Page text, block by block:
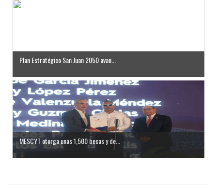
Plan Estratégico San Juan 2050 avan...
MESCYT otorga unas 1,500 becas y de...